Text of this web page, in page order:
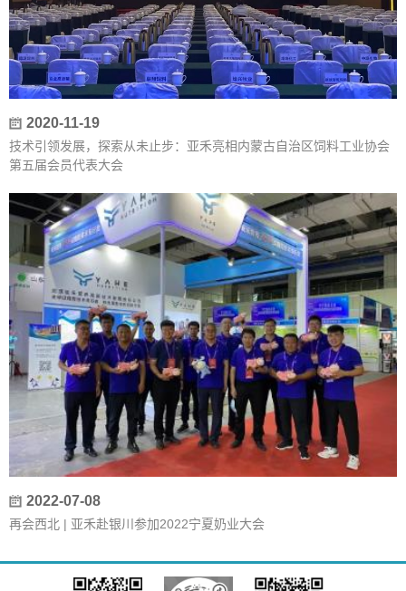
2020-11-19
技术引领发展，探索从未止步：亚禾亮相内蒙古自治区饲料工业协会
第五届会员代表大会
2022-07-08
再会西北 | 亚禾赴银川参加2022宁夏奶业大会